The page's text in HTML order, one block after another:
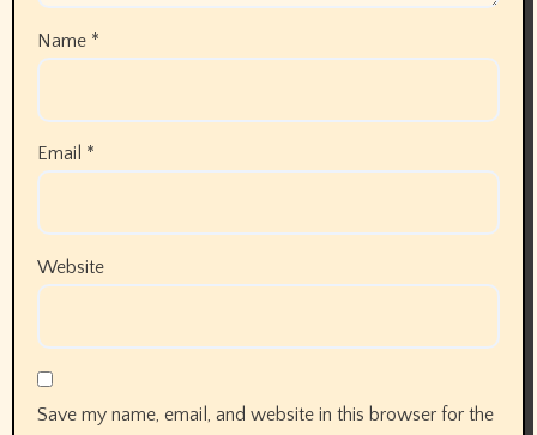
Name *
Email *
Website
Save my name, email, and website in this browser for the